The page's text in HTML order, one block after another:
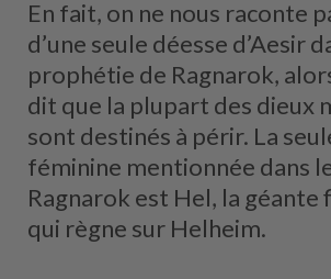
En fait, on ne nous raconte
d’une seule déesse d’Aesir
prophétie de Ragnarok,
dit que la plupart des dieux
sont destinés à périr. La
féminine mentionnée dans
Ragnarok est Hel, la géante
qui règne sur Helheim.